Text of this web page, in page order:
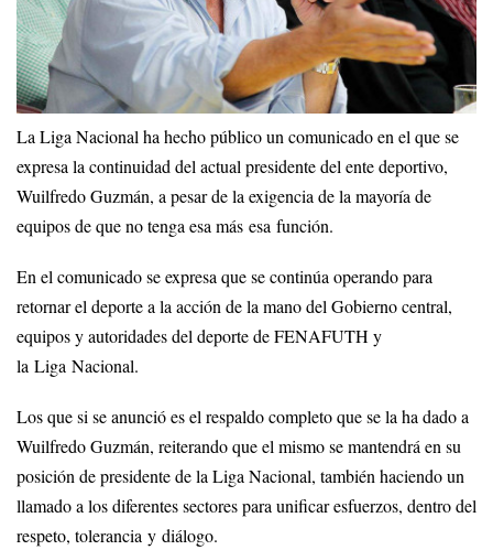
La Liga Nacional ha hecho público un comunicado en el que se
expresa la continuidad del actual presidente del ente deportivo,
Wuilfredo Guzmán, a pesar de la exigencia de la mayoría de
equipos de que no tenga esa más esa función.
En el comunicado se expresa que se continúa operando para
retornar el deporte a la acción de la mano del Gobierno central,
equipos y autoridades del deporte de FENAFUTH y
la Liga Nacional.
Los que si se anunció es el respaldo completo que se la ha dado a
Wuilfredo Guzmán, reiterando que el mismo se mantendrá en su
posición de presidente de la Liga Nacional, también haciendo un
llamado a los diferentes sectores para unificar esfuerzos, dentro del
respeto, tolerancia y diálogo.